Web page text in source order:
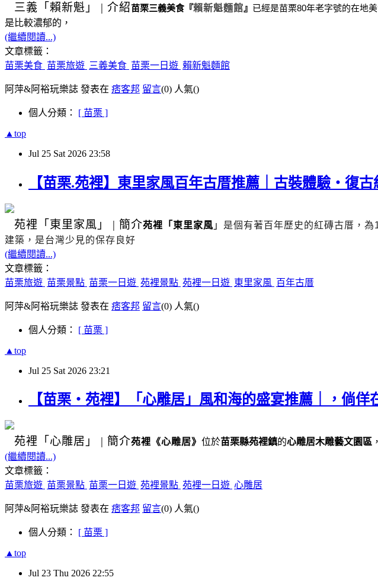
三義 「賴新魁」 | 介紹苗栗三義美食 『賴新魁麵館』 已經是苗栗80年老字號的在地
是比較濃郁的，
(繼續閱讀...)
文章標籤：
苗栗美食 苗栗旅遊 三義美食 苗栗一日遊 賴新魁麵館
阿萍&阿裕玩樂誌 發表在 痞客邦 留言(0) 人氣()
個人分類： [ 苗栗 ]
▲top
Jul 25 Sat 2026 23:58
【苗栗.苑裡】東里家風百年古厝推薦｜古裝體驗・復
苑裡 「東里家風」 | 簡介苑裡「東里家風 」 是個有著百年歷史的紅磚古厝，為
建築，是台灣少見的保存良好
(繼續閱讀...)
文章標籤：
苗栗旅遊 苗栗景點 苗栗一日遊 苑裡景點 苑裡一日遊 東里家風 百年古厝
阿萍&阿裕玩樂誌 發表在 痞客邦 留言(0) 人氣()
個人分類： [ 苗栗 ]
▲top
Jul 25 Sat 2026 23:21
【苗栗・苑裡】「心雕居」風和海的盛宴推薦｜，倘
苑裡 「心雕居」 | 簡介苑裡 《心雕居》 位於苗栗縣苑裡鎮的心雕居木雕藝文園區
(繼續閱讀...)
文章標籤：
苗栗旅遊 苗栗景點 苗栗一日遊 苑裡景點 苑裡一日遊 心雕居
阿萍&阿裕玩樂誌 發表在 痞客邦 留言(0) 人氣()
個人分類： [ 苗栗 ]
▲top
Jul 23 Thu 2026 22:55